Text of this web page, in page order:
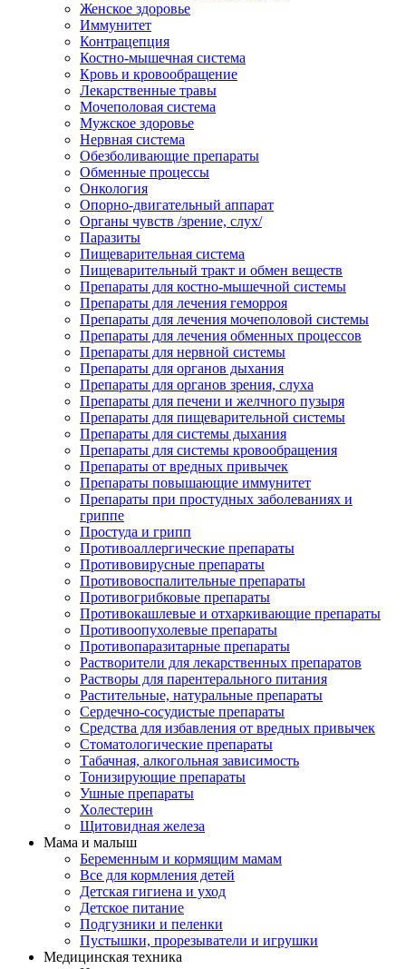
Женское здоровье
Иммунитет
Контрацепция
Костно-мышечная система
Кровь и кровообращение
Лекарственные травы
Мочеполовая система
Мужское здоровье
Нервная система
Обезболивающие препараты
Обменные процессы
Онкология
Опорно-двигательный аппарат
Органы чувств /зрение, слух/
Паразиты
Пищеварительная система
Пищеварительный тракт и обмен веществ
Препараты для костно-мышечной системы
Препараты для лечения геморроя
Препараты для лечения мочеполовой системы
Препараты для лечения обменных процессов
Препараты для нервной системы
Препараты для органов дыхания
Препараты для органов зрения, слуха
Препараты для печени и желчного пузыря
Препараты для пищеварительной системы
Препараты для системы дыхания
Препараты для системы кровообращения
Препараты от вредных привычек
Препараты повышающие иммунитет
Препараты при простудных заболеваниях и
гриппе
Простуда и грипп
Противоаллергические препараты
Противовирусные препараты
Противовоспалительные препараты
Противогрибковые препараты
Противокашлевые и отхаркивающие препараты
Противоопухолевые препараты
Противопаразитарные препараты
Растворители для лекарственных препаратов
Растворы для парентерального питания
Растительные, натуральные препараты
Сердечно-сосудистые препараты
Средства для избавления от вредных привычек
Стоматологические препараты
Табачная, алкогольная зависимость
Тонизирующие препараты
Ушные препараты
Холестерин
Щитовидная железа
Мама и малыш
Беременным и кормящим мамам
Все для кормления детей
Детская гигиена и уход
Детское питание
Подгузники и пеленки
Пустышки, прорезыватели и игрушки
Медицинская техника